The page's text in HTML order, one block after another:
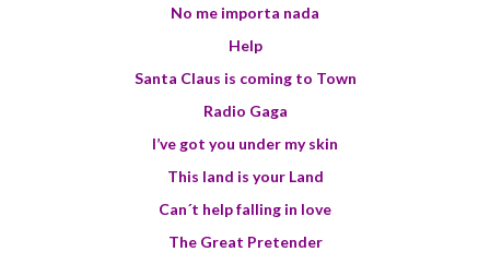
No me importa nada
Help
Santa Claus is coming to Town
Radio Gaga
I’ve got you under my skin
This land is your Land
Can´t help falling in love
The Great Pretender